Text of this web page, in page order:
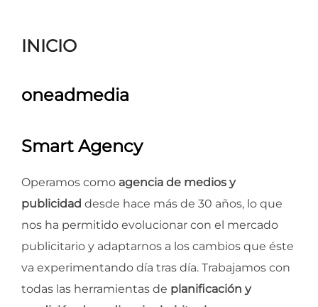
INICIO
oneadmedia
Smart Agency
Operamos como agencia de medios y
publicidad desde hace más de 30 años, lo que
nos ha permitido evolucionar con el mercado
publicitario y adaptarnos a los cambios que éste
va experimentando día tras día. Trabajamos con
todas las herramientas de planificación y